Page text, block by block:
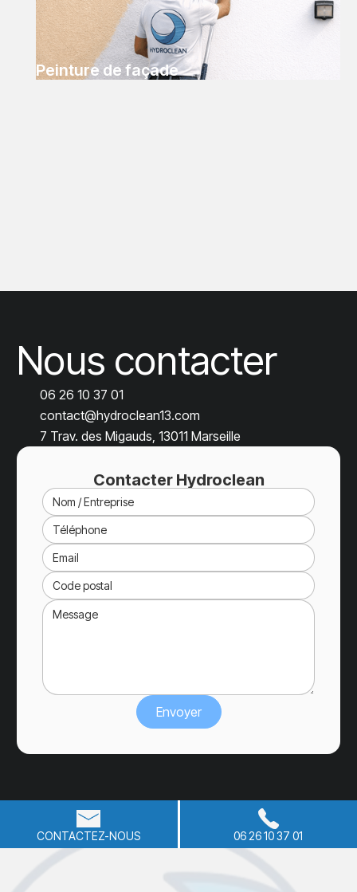
Peinture de façade
Nous contacter
06 26 10 37 01
contact@hydroclean13.com
7 Trav. des Migauds, 13011 Marseille
Contacter Hydroclean
CONTACTEZ-NOUS 06 26 10 37 01